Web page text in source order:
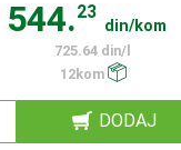
544.23
din/kom
725.64 din/l
12kom
DODAJ